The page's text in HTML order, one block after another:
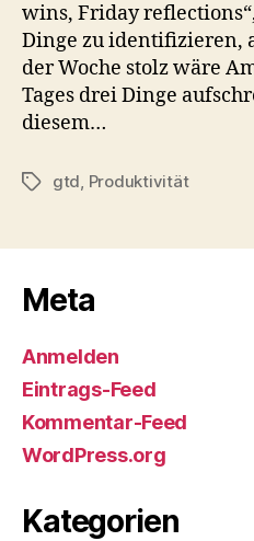
wins, Friday
Dinge zu identifizieren,
der Woche stolz wäre
Tages drei Dinge
diesem…
Schlagwörter
gtd, Produktivität
Meta
Anmelden
Eintrags-Feed
Kommentar-Feed
WordPress.org
Kategorien